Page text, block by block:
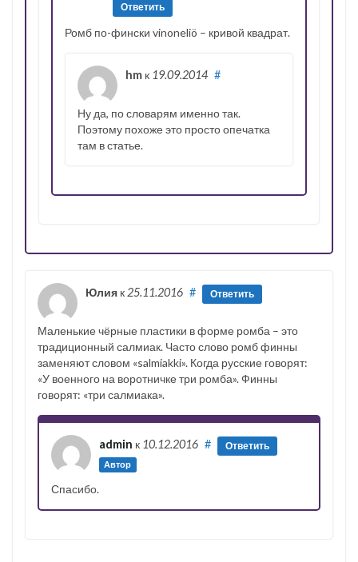
Ответить
Ромб по-фински vinoneliö – кривой квадрат.
hm к 19.09.2014 #
Ну да, по словарям именно так.
Поэтому похоже это просто опечатка
там в статье.
Юлия к25.11.2016 # Ответить
Маленькие чёрные пластики в форме ромба – это
традиционный салмиак. Часто слово ромб финны
заменяют словом «salmiakki». Когда русские говорят:
«У военного на воротничке три ромба». Финны
говорят: «три салмиака».
admin к 10.12.2016
Автор
# Ответить
Спасибо.